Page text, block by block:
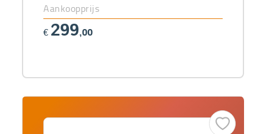
Aankoopprijs
€ 299,00